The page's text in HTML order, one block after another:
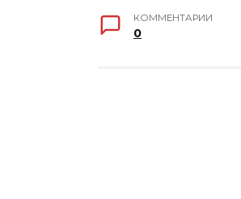
КОММЕНТАРИИ
0